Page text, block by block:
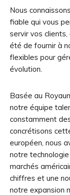
Nous
fiable qui vous
servir vos
été de fournir à
flexibles pour
évolution.
Basée au
notre équipe
constamment
concrétisons
européen, nous
notre
marchés
chiffres et une
notre expansion